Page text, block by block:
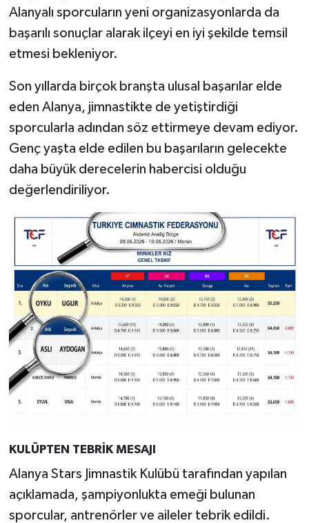
Alanyalı sporcuların yeni organizasyonlarda da
başarılı sonuçlar alarak ilçeyi en iyi şekilde temsil
etmesi bekleniyor.
Son yıllarda birçok branşta ulusal başarılar elde
eden Alanya, jimnastikte de yetiştirdiği
sporcularla adından söz ettirmeye devam ediyor.
Genç yaşta elde edilen bu başarıların gelecekte
daha büyük derecelerin habercisi olduğu
değerlendiriliyor.
KULÜPTEN TEBRİK MESAJI
Alanya Stars Jimnastik Kulübü tarafından yapılan
açıklamada, şampiyonlukta emeği bulunan
sporcular, antrenörler ve aileler tebrik edildi.